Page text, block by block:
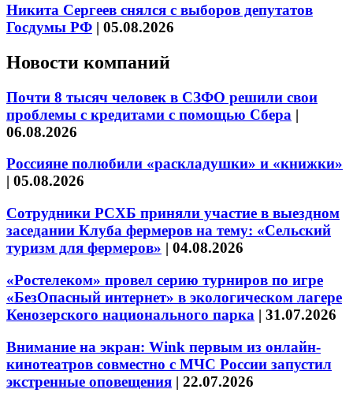
Никита Сергеев снялся с выборов депутатов
Госдумы РФ | 05.08.2026
Новости компаний
Почти 8 тысяч человек в СЗФО решили свои
проблемы с кредитами с помощью Сбера |
06.08.2026
Россияне полюбили «раскладушки» и «книжки»
| 05.08.2026
Сотрудники РСХБ приняли участие в выездном
заседании Клуба фермеров на тему: «Сельский
туризм для фермеров» | 04.08.2026
«Ростелеком» провел серию турниров по игре
«БезОпасный интернет» в экологическом лагере
Кенозерского национального парка | 31.07.2026
Внимание на экран: Wink первым из онлайн-
кинотеатров совместно с МЧС России запустил
экстренные оповещения | 22.07.2026